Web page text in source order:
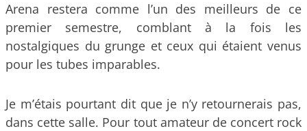
Arena restera comme l’un des meilleurs de ce
premier semestre, comblant à la fois les
nostalgiques du grunge et ceux qui étaient venus
pour les tubes imparables.
Je m’étais pourtant dit que je n’y retournerais pas,
dans cette salle. Pour tout amateur de concert rock